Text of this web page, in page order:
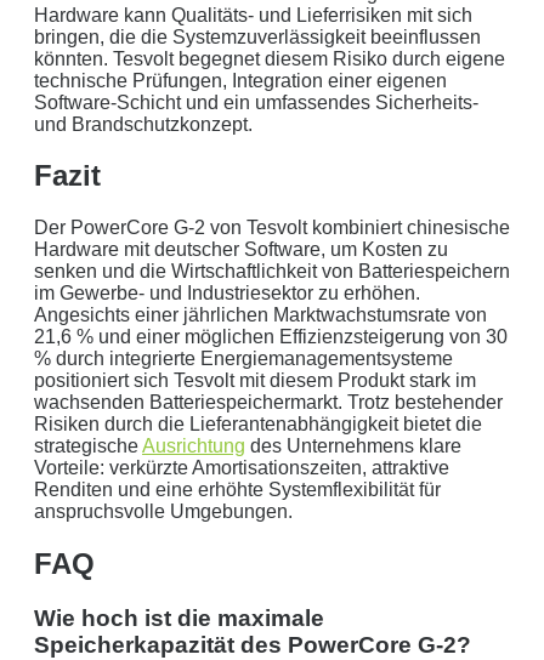
Hardware kann Qualitäts- und Lieferrisiken mit sich
bringen, die die Systemzuverlässigkeit beeinflussen
könnten. Tesvolt begegnet diesem Risiko durch eigene
technische Prüfungen, Integration einer eigenen
Software-Schicht und ein umfassendes Sicherheits-
und Brandschutzkonzept.
Fazit
Der PowerCore G-2 von Tesvolt kombiniert chinesische
Hardware mit deutscher Software, um Kosten zu
senken und die Wirtschaftlichkeit von Batteriespeichern
im Gewerbe- und Industriesektor zu erhöhen.
Angesichts einer jährlichen Marktwachstumsrate von
21,6 % und einer möglichen Effizienzsteigerung von 30
% durch integrierte Energiemanagementsysteme
positioniert sich Tesvolt mit diesem Produkt stark im
wachsenden Batteriespeichermarkt. Trotz bestehender
Risiken durch die Lieferantenabhängigkeit bietet die
strategischeAusrichtung des Unternehmens klare
Vorteile: verkürzte Amortisationszeiten, attraktive
Renditen und eine erhöhte Systemflexibilität für
anspruchsvolle Umgebungen.
FAQ
Wie hoch ist die maximale
Speicherkapazität des PowerCore G-2?